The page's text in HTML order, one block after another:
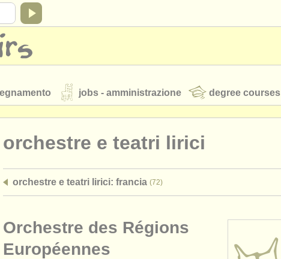
jobs - amministrazione degree courses
rubati
our ATS
orchestre e teatri lirici
orchestre e teatri lirici: francia (72)
Orchestre des Régions
Européennes